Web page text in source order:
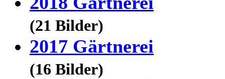
(21 Bilder)
2017 Gärtnerei
(16 Bilder)